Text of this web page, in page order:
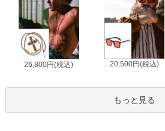
26,800円(税込) 20,500円(税込)
もっと見る